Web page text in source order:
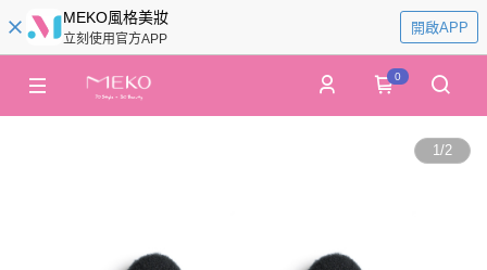
MEKO風格美妝
立刻使用官方APP
開啟APP
0
1/2